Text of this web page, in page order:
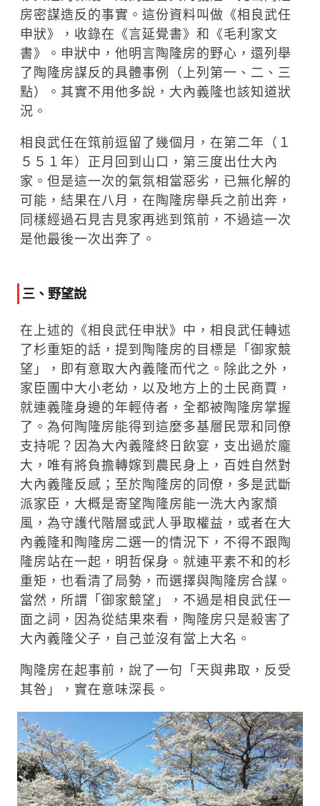
房密謀造反的事實。這份資料叫做《相良武任
申狀》，收錄在《言延覺書》和《毛利家文
書》。申狀中，他明言陶隆房的野心，還列舉
了陶隆房謀反的具體事例（上列第一、二、三
點）。其實不用他多說，大內義隆也該知道狀
況。
相良武任在筑前逗留了幾個月，在第二年（１
５５１年）正月回到山口，第三度出仕大內
家。但是這一次的氣氛相當惡劣，已無化解的
可能，結果在八月，在陶隆房舉兵之前出奔，
同樣經過石見吉見家再逃到筑前，不過這一次
是他最後一次出奔了。
三、野望說
在上述的《相良武任申狀》中，相良武任轉述
了杉重矩的話，提到陶隆房的目標是「御家競
望」，即有意取大內義隆而代之。除此之外，
家臣團中大小老幼，以及地方上的土民商賈，
就連義隆身邊的年輕侍者，全都被陶隆房掌握
了。為何陶隆房能得到這麼多基層民眾和同僚
支持呢？因為大內義隆終日飲宴，支出過於龐
大，唯有將負擔轉嫁到農民身上，百姓自然對
大內義隆反感；至於陶隆房的同僚，多是武斷
派家臣，大概是寄望陶隆房能一洗大內家頹
風，為守護代階層或武人爭取權益，或者在大
內義隆和陶隆房二選一的情況下，不得不跟陶
隆房站在一起，明哲保身。就連平素不和的杉
重矩，也看清了局勢，而選擇與陶隆房合謀。
當然，所謂「御家競望」，不過是相良武任一
面之詞，因為從結果來看，陶隆房只是殺害了
大內義隆父子，自己並沒有當上大名。
陶隆房在起事前，說了一句「天與弗取，反受
其咎」，實在意味深長。